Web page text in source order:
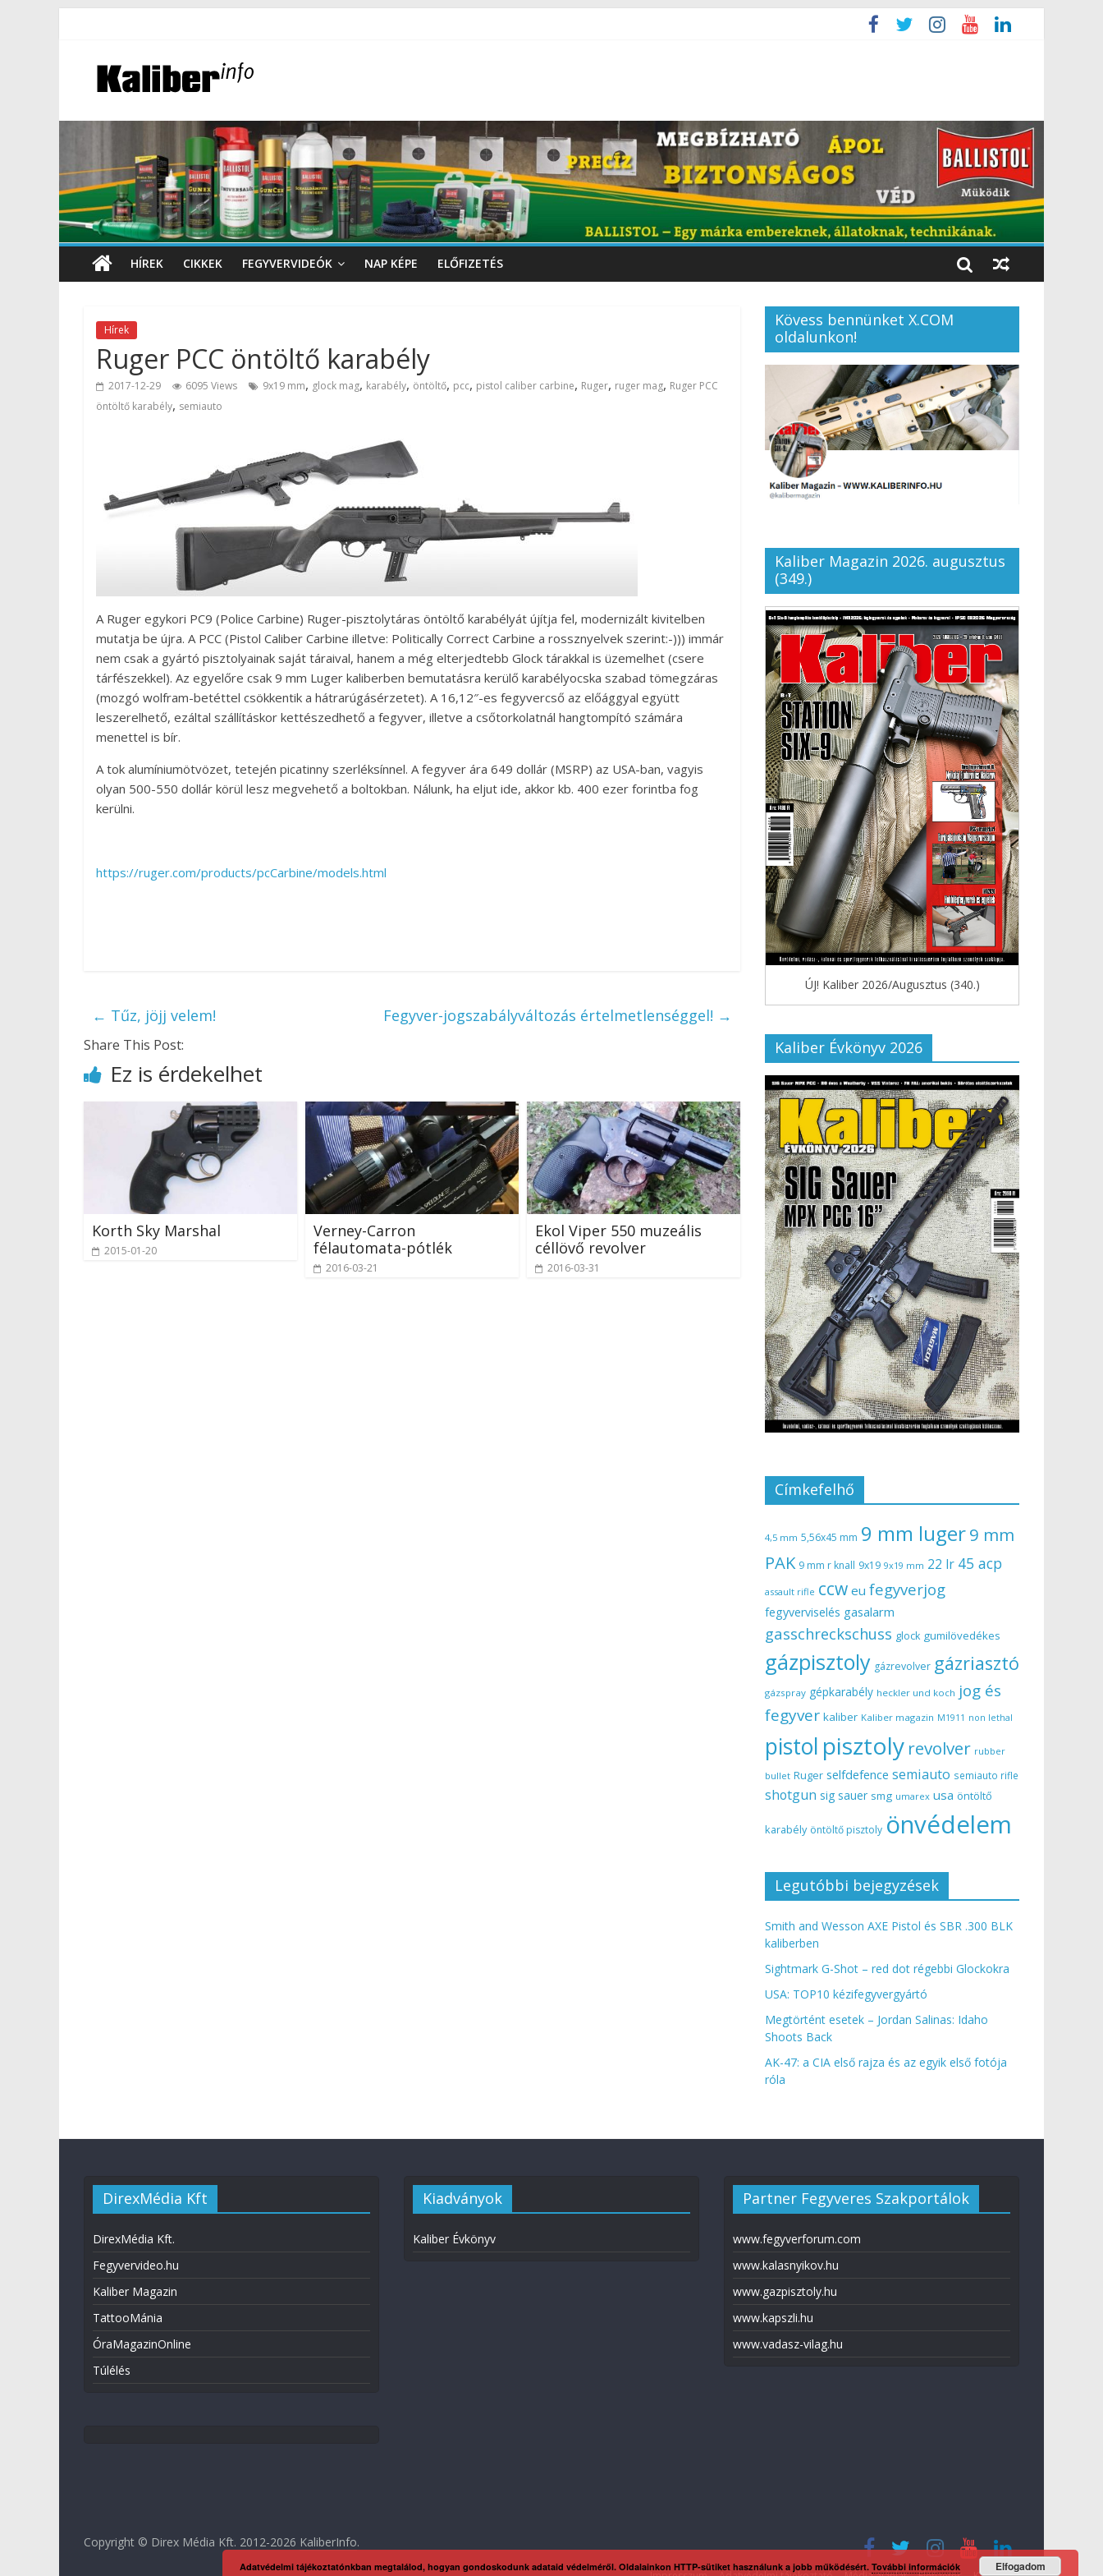
HÍREK CIKKEK FEGYVERVIDEÓK NAP KÉPE ELŐFIZETÉS
Hírek
Ruger PCC öntöltő karabély
2017-12-29 6095 Views 9x19 mm, glock mag, karabély, öntöltő, pcc, pistol caliber carbine, Ruger, ruger mag, Ruger PCC
öntöltő karabély, semiauto
A Ruger egykori PC9 (Police Carbine) Ruger-pisztolytáras öntöltő karabélyát újítja fel, modernizált kivitelben
mutatja be újra. A PCC (Pistol Caliber Carbine illetve: Politically Correct Carbine a rossznyelvek szerint:-))) immár
nem csak a gyártó pisztolyainak saját táraival, hanem a még elterjedtebb Glock tárakkal is üzemelhet (csere
tárfészekkel). Az egyelőre csak 9 mm Luger kaliberben bemutatásra kerülő karabélyocska szabad tömegzáras
(mozgó wolfram-betéttel csökkentik a hátrarúgásérzetet). A 16,12″-es fegyvercső az előággyal együtt
leszerelhető, ezáltal szállításkor kettészedhető a fegyver, illetve a csőtorkolatnál hangtompító számára
menettel is bír.
A tok alumíniumötvözet, tetején picatinny szerléksínnel. A fegyver ára 649 dollár (MSRP) az USA-ban, vagyis
olyan 500-550 dollár körül lesz megvehető a boltokban. Nálunk, ha eljut ide, akkor kb. 400 ezer forintba fog
kerülni.
https://ruger.com/products/pcCarbine/models.html
← Tűz, jöjj velem! Fegyver-jogszabályváltozás értelmetlenséggel! →
Share This Post:
Ez is érdekelhet
Korth Sky Marshal
2015-01-20
Verney-Carron
félautomata-pótlék
2016-03-21
Ekol Viper 550 muzeális
céllövő revolver
2016-03-31
Kövess bennünket X.COM
oldalunkon!
Kaliber Magazin 2026. augusztus
(349.)
ÚJ! Kaliber 2026/Augusztus (340.)
Kaliber Évkönyv 2026
Címkefelhő
4,5 mm 5,56x45 mm 9 mm luger9 mm
PAK 9 mm r knall 9x19 9x19 mm 22 lr 45 acp
assault rifle ccw eu fegyverjog
fegyverviselés gasalarm
gasschreckschuss glock gumilövedékes
gázpisztoly gázrevolver gázriasztó
gázspray gépkarabély heckler und koch jog és
fegyver kaliber Kaliber magazin M1911 non lethal
pistol pisztoly revolver rubber
bullet Ruger selfdefence semiauto semiauto rifle
shotgun sig sauer smg umarex usa öntöltő
karabély öntöltő pisztoly önvédelem
Legutóbbi bejegyzések
Smith and Wesson AXE Pistol és SBR .300 BLK
kaliberben
Sightmark G-Shot – red dot régebbi Glockokra
USA: TOP10 kézifegyvergyártó
Megtörtént esetek – Jordan Salinas: Idaho
Shoots Back
AK-47: a CIA első rajza és az egyik első fotója
róla
DirexMédia Kft
DirexMédia Kft.
Fegyvervideo.hu
Kaliber Magazin
TattooMánia
ÓraMagazinOnline
Túlélés
Kiadványok
Kaliber Évkönyv
Partner Fegyveres Szakportálok
www.fegyverforum.com
www.kalasnyikov.hu
www.gazpisztoly.hu
www.kapszli.hu
www.vadasz-vilag.hu
Copyright © Direx Média Kft. 2012-2026 KaliberInfo.
Adatvédelmi tájékoztatónkban megtalálod, hogyan gondoskodunk adataid védelméről. Oldalainkon HTTP-sütiket használunk a jobb működésért. További információk Elfogadom